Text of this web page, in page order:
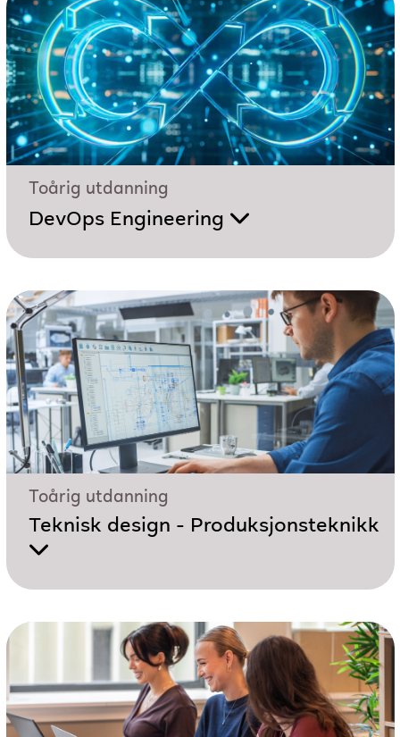
Toårig utdanning
DevOps Engineering
Toårig utdanning
Teknisk design - Produksjonsteknikk